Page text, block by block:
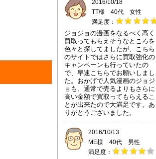
2016/10/18
TT様 40代 女性
満足度：
ジョジョの漫画をなるべく高く
買取ってもらえそうなところを
色々と探してましたが、こちら
のサイトではさらに買取強化の
キャンペーンも行っていたの
で、早速こちらでお願いしまし
た。おかげで人気漫画のジョジ
ョも、通常で売るよりもさらに
高い金額で買取ってもらえるこ
とが出来たので大満足です。あ
りがとうございました。
2016/10/13
ME様 40代 男性
満足度：